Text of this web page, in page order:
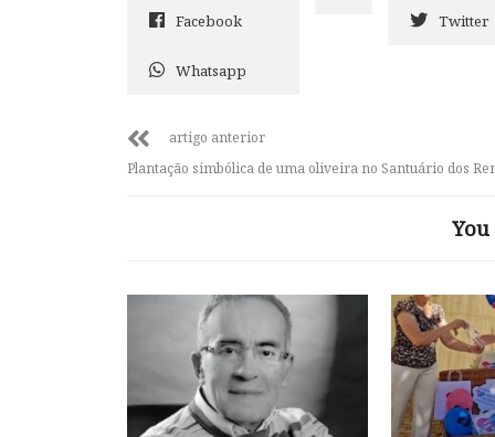
Facebook Twitter
Whatsapp
artigo anterior
Plantação simbólica de uma oliveira no Santuário dos